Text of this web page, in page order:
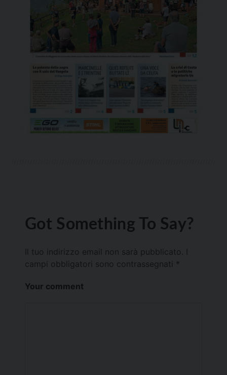
Got Something To Say?
Il tuo indirizzo email non sarà pubblicato.
campi obbligatori sono contrassegnati *
Your comment